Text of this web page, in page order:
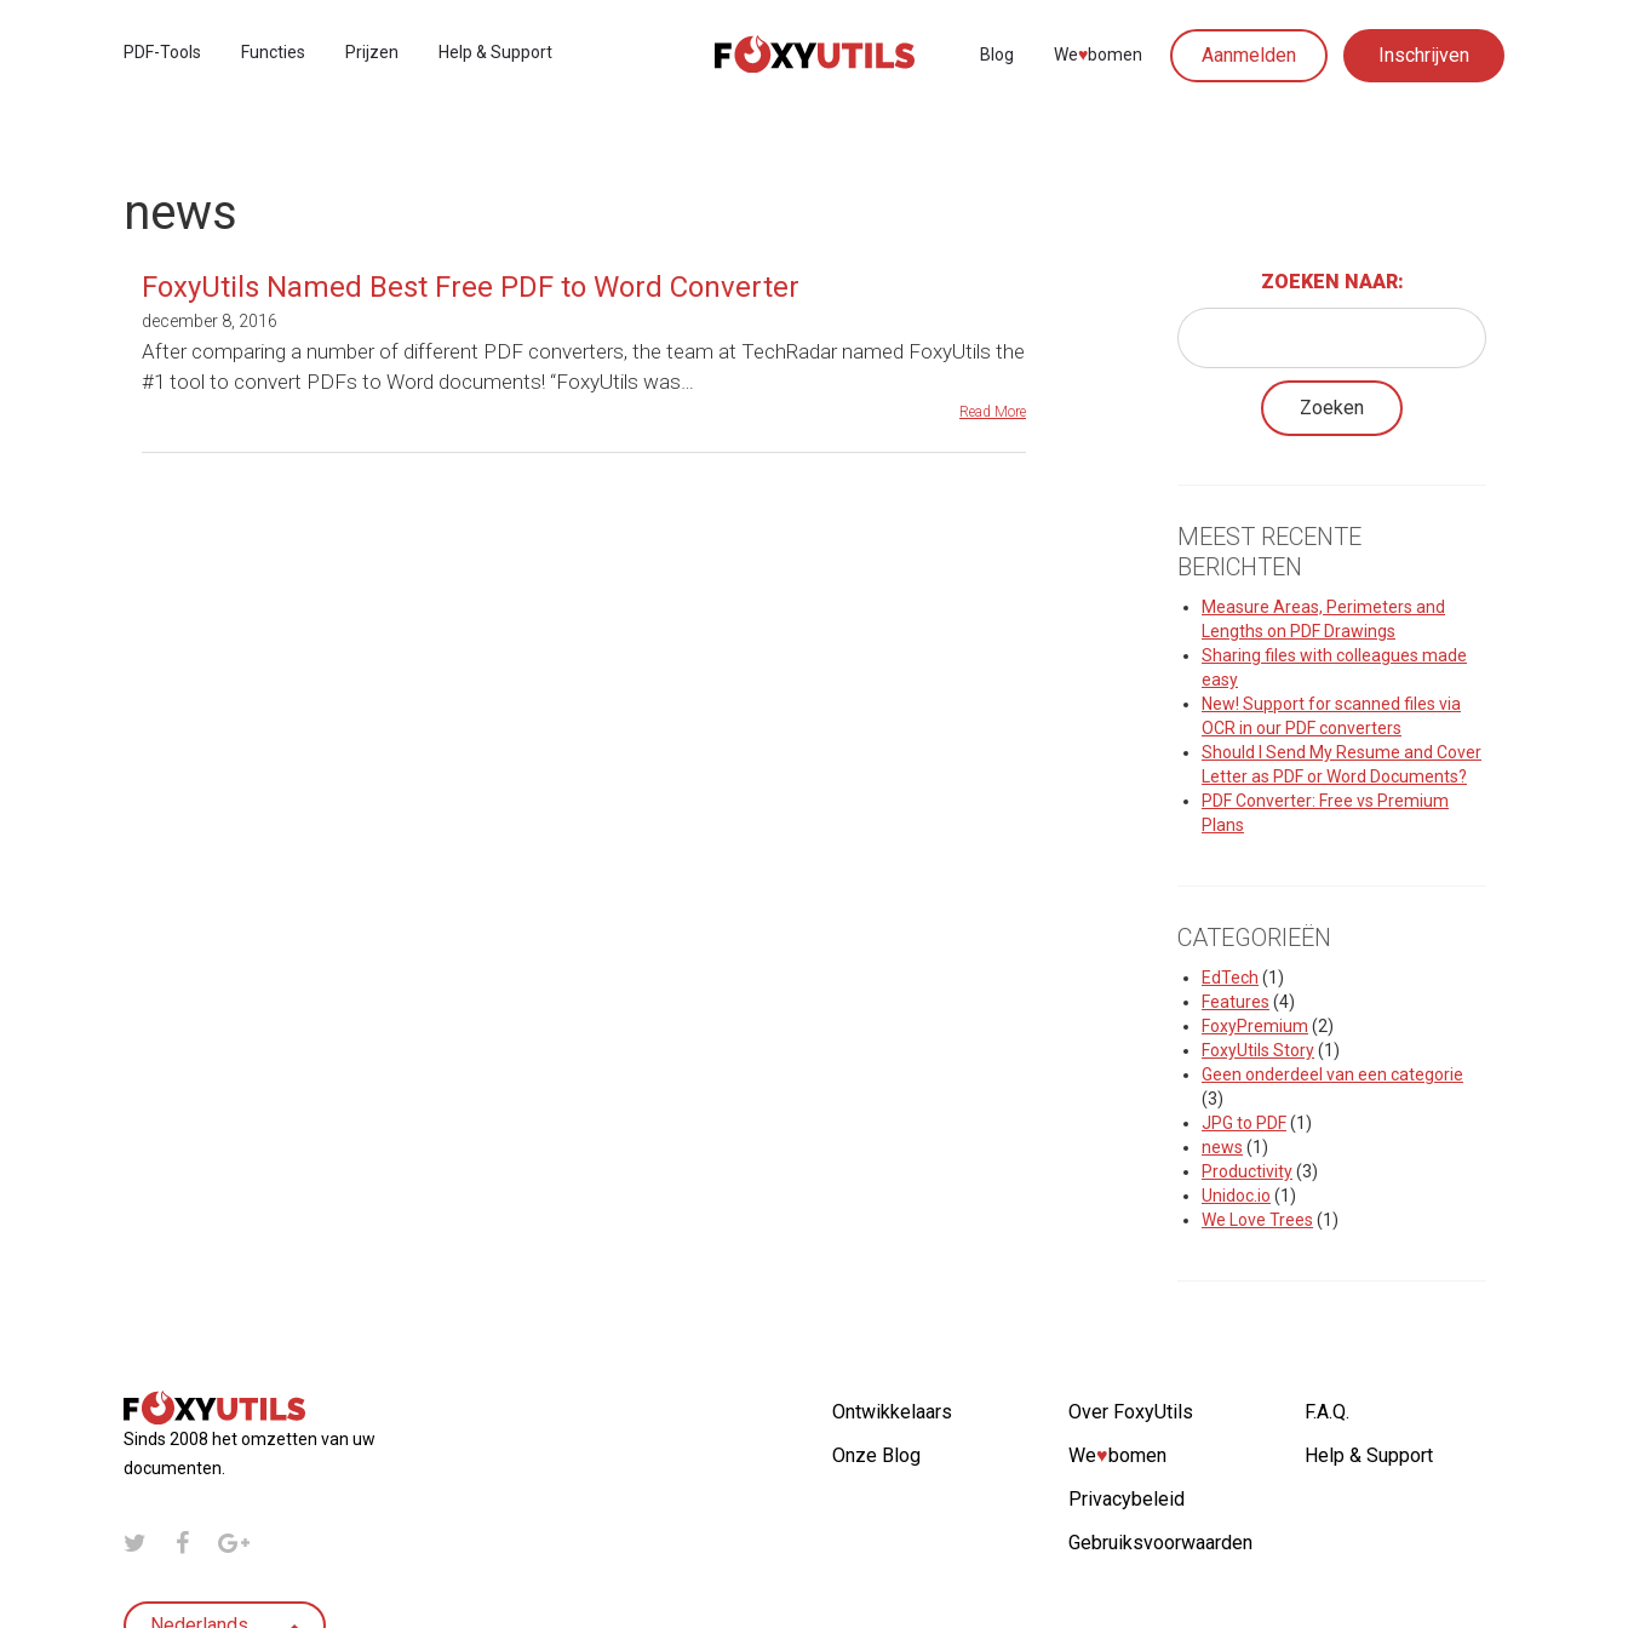
PDF-Tools Functies Prijzen Help & Support Blog We♥︎bomen Aanmelden Inschrijven
news
FoxyUtils Named Best Free PDF to Word Converter
december 8, 2016
After comparing a number of different PDF converters, the team at TechRadar named FoxyUtils the
#1 tool to convert PDFs to Word documents! “FoxyUtils was…
Read More
ZOEKEN NAAR:
MEEST RECENTE
BERICHTEN
Measure Areas, Perimeters and
Lengths on PDF Drawings
Sharing files with colleagues made
easy
New! Support for scanned files via
OCR in our PDF converters
Should I Send My Resume and Cover
Letter as PDF or Word Documents?
PDF Converter: Free vs Premium
Plans
CATEGORIEËN
EdTech (1)
Features (4)
FoxyPremium (2)
FoxyUtils Story(1)
Geen onderdeel van een categorie
(3)
JPG to PDF(1)
news (1)
Productivity(3)
Unidoc.io (1)
We Love Trees (1)
Sinds 2008 het omzetten van uw
documenten.
Ontwikkelaars
Onze Blog
Over FoxyUtils
We♥︎bomen
Privacybeleid
Gebruiksvoorwaarden
F.A.Q.
Help & Support